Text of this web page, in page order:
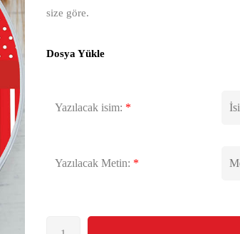
size göre.
Dosya Yükle
Yazılacak isim: *
Yazılacak Metin: *